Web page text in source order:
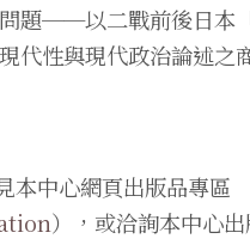
──以二戰前後日本
性與現代政治論述之
本中心網頁出版品專區
），或洽詢本中心